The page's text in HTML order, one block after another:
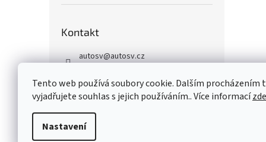
Tento web používá soubory cookie. Dalším procházením
vyjadřujete souhlas s jejich používáním.. Více informacízde
Nastavení
Kontakt
autosv@autosv.cz
+420 739 933 279